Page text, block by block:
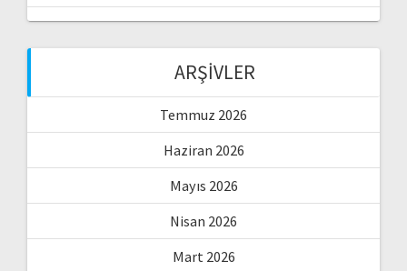
ARŞIVLER
Temmuz 2026
Haziran 2026
Mayıs 2026
Nisan 2026
Mart 2026